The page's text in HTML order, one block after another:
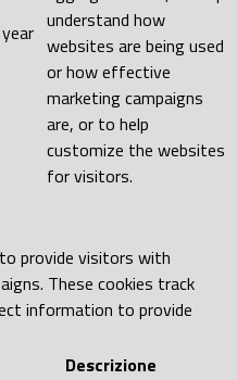
understand how
websites are being used
or how effective
marketing campaigns
are, or to help
customize the websites
for visitors.
provide visitors with
These cookies track
information to provide
Descrizione